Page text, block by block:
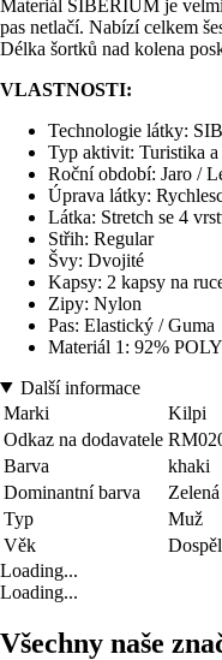
Materiál SIBERIUM je
pas netlačí. Nabízí celkem
Délka šortků nad kolena
VLASTNOSTI:
Technologie látky:
Typ aktivit: Turistika
Roční období: Jaro /
Úprava látky:
Látka: Stretch se 4
Střih: Regular
Švy: Dvojité
Kapsy: 2 kapsy na
Zipy: Nylon
Pas: Elastický / Guma
Materiál 1: 92%
Další informace
Marki
Kilpi
Odkaz na dodavatele
Barva
khaki
Dominantní barva
Zelená
Typ
Muž
Věk
Loading...
Loading...
Všechny naše